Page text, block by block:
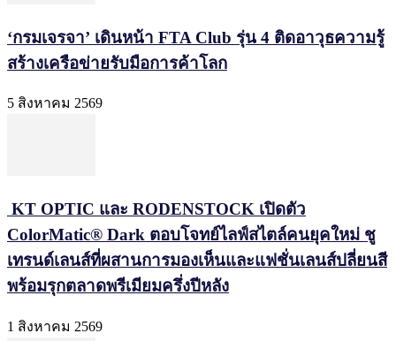
‘กรมเจรจา’ เดินหน้า FTA Club รุ่น 4 ติดอาวุธความรู้
สร้างเครือข่ายรับมือการค้าโลก
5 สิงหาคม 2569
KT OPTIC และ RODENSTOCK เปิดตัว
ColorMatic® Dark ตอบโจทย์ไลฟ์สไตล์คนยุคใหม่ ชู
เทรนด์เลนส์ที่ผสานการมองเห็นและแฟชั่นเลนส์ปลี่ยนสี
พร้อมรุกตลาดพรีเมียมครึ่งปีหลัง
1 สิงหาคม 2569